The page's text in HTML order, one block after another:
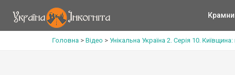
Головна > Відео > Унікальна Україна 2. Серія 10.